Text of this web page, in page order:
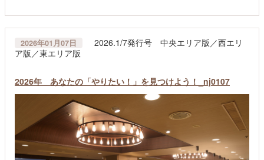
2026年01月07日
2026.1/7発行号 中央エリア版／西エリ
ア版／東エリア版
2026年 あなたの「やりたい！」を見つけよう！_nj0107